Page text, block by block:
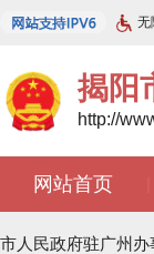
无
揭阳
http://
网站首页
文苑天地 |
市人民政府驻广州办